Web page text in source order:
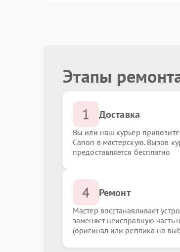
Этапы
1 Доставка
Вы или наш курьер привозите
Canon в мастерскую. Вызов
предоставляется бесплатно
4 Ремонт
Мастер восстанавливает
заменяет неисправную часть
(оригинал или реплика на